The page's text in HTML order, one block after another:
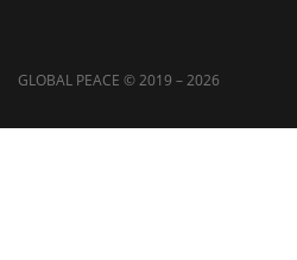
GLOBAL PEACE © 2019 – 2026